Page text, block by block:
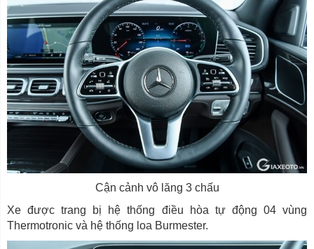
Cận cảnh vô lăng 3 chấu
Xe được trang bị hệ thống điều hòa tự động 04 vùng
Thermotronic và hệ thống loa Burmester.